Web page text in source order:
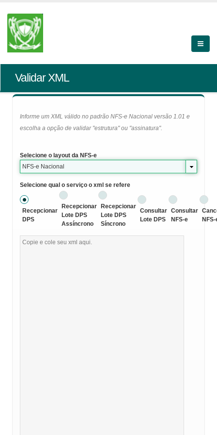
Validar XML
Informe um XML válido no padrão NFS-e Nacional versão 1.01 e
escolha a opção de validar "estrutura" ou "assinatura".
Selecione o layout da NFS-e
NFS-e Nacional
Selecione qual o serviço o xml se refere
Recepcionar
DPS
Recepcionar
Lote DPS
Assíncrono
Recepcionar
Lote DPS
Síncrono
Consultar
Lote DPS
Consultar
NFS-e
NFS-